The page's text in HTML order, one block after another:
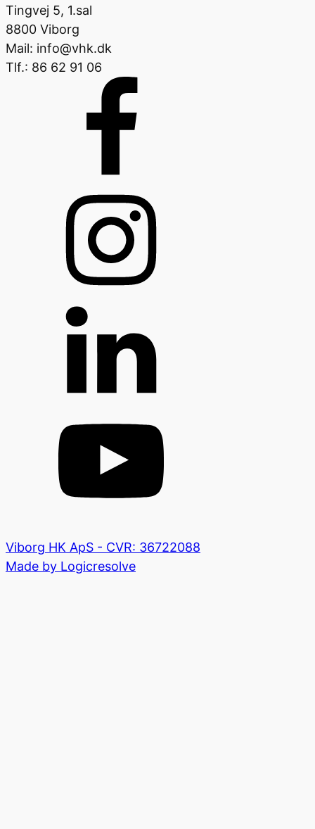
Tingvej 5, 1.sal
8800 Viborg
Mail: info@vhk.dk
Tlf.: 86 62 91 06
Viborg HK ApS - CVR: 36722088
Made by Logicresolve